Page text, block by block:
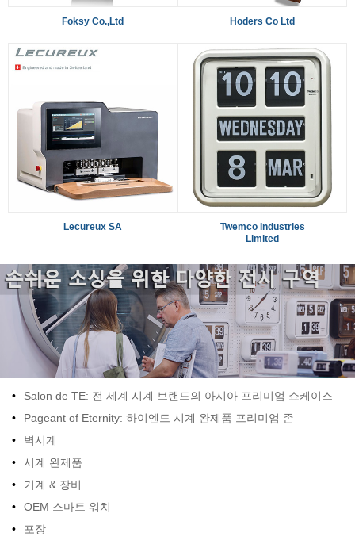
Foksy Co.,Ltd Hoders Co Ltd
Lecureux SA
Twemco Industries
Limited
•
Salon de TE: 전 세계 시계 브랜드의 아시아 프리미엄 쇼케이스
•
Pageant of Eternity: 하이엔드 시계 완제품 프리미엄 존
•
벽시계
•
시계 완제품
•
기계 & 장비
•
OEM 스마트 워치
•
포장